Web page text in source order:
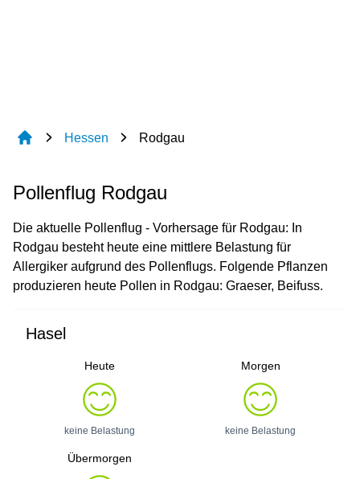
Hessen Rodgau
Pollenflug Rodgau
Die aktuelle Pollenflug - Vorhersage für Rodgau: In
Rodgau besteht heute eine mittlere Belastung für
Allergiker aufgrund des Pollenflugs. Folgende Pflanzen
produzieren heute Pollen in Rodgau: Graeser, Beifuss.
Hasel
Heute
keine Belastung
Morgen
keine Belastung
Übermorgen